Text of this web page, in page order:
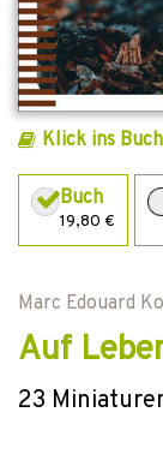
Klick ins Buch
Buch
19,80 €
Marc Edouard
Auf
23